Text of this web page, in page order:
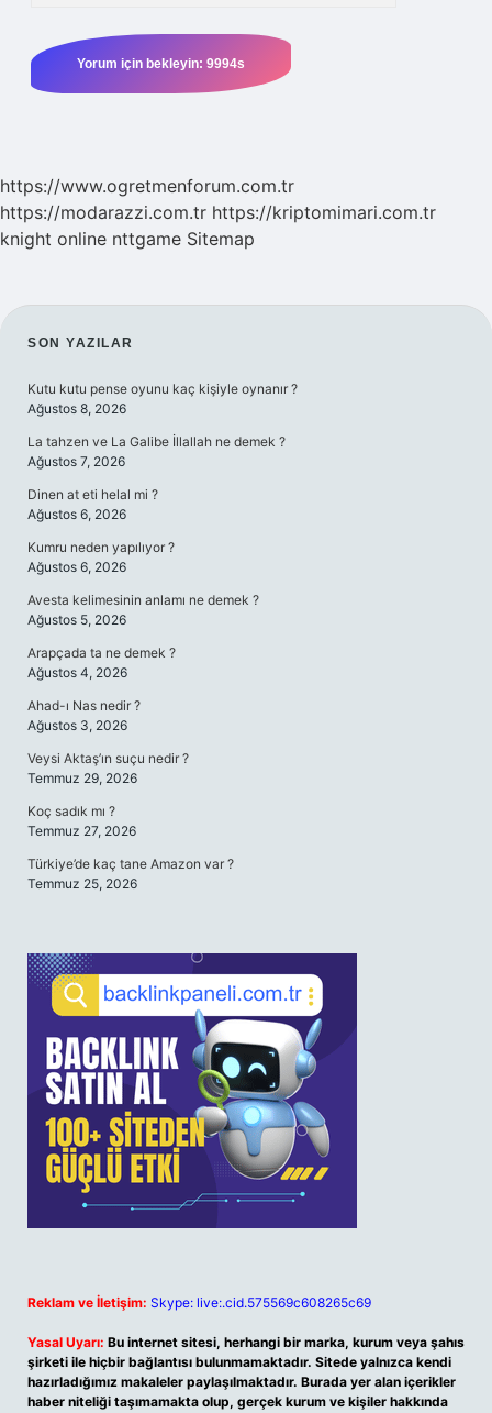
https://www.ogretmenforum.com.tr
https://modarazzi.com.tr https://kriptomimari.com.tr
knight online nttgame Sitemap
SIDEBAR
SON YAZILAR
Kutu kutu pense oyunu kaç kişiyle oynanır ?
Ağustos 8, 2026
La tahzen ve La Galibe İllallah ne demek ?
Ağustos 7, 2026
Dinen at eti helal mi ?
Ağustos 6, 2026
Kumru neden yapılıyor ?
Ağustos 6, 2026
Avesta kelimesinin anlamı ne demek ?
Ağustos 5, 2026
Arapçada ta ne demek ?
Ağustos 4, 2026
Ahad-ı Nas nedir ?
Ağustos 3, 2026
Veysi Aktaş’ın suçu nedir ?
Temmuz 29, 2026
Koç sadık mı ?
Temmuz 27, 2026
Türkiye’de kaç tane Amazon var ?
Temmuz 25, 2026
Reklam ve İletişim: Skype: live:.cid.575569c608265c69
Yasal Uyarı: Bu internet sitesi, herhangi bir marka, kurum veya şahıs
şirketi ile hiçbir bağlantısı bulunmamaktadır. Sitede yalnızca kendi
hazırladığımız makaleler paylaşılmaktadır. Burada yer alan içerikler
haber niteliği taşımamakta olup, gerçek kurum ve kişiler hakkında